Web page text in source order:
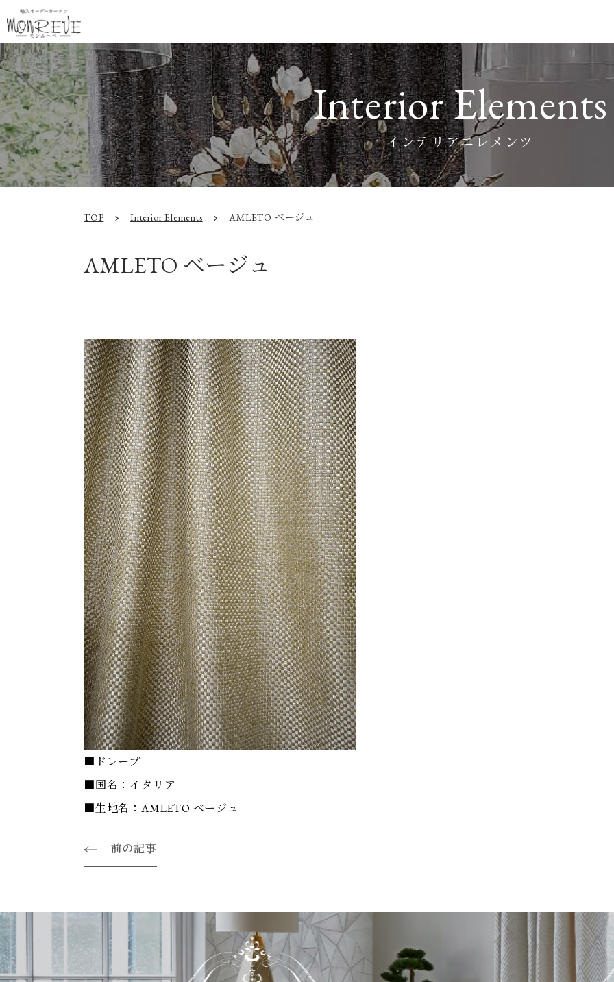
Interior Elements
インテリアエレメンツ
TOP chevron_right Interior Elements chevron_right AMLETO ベージュ
AMLETO ベージュ
■ドレープ
■国名：イタリア
■生地名：AMLETO ベージュ
前の記事